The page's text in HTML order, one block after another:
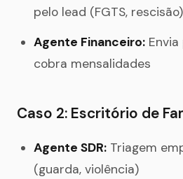
pelo lead (FGTS, rescisão)
Agente Financeiro:
cobra mensalidades
Caso 2: Escritório de
Agente SDR: Triagem
(guarda, violência)